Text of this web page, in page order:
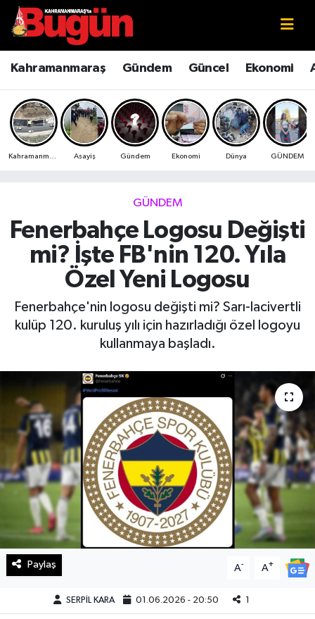
Kahramanmaraş Gündem Güncel Ekonomi
Asayiş Gündem Ekonomi Dünya GÜNDEM
GÜNDEM
Fenerbahçe Logosu Değişti
mi? İşte FB'nin 120. Yıla
Özel Yeni Logosu
Fenerbahçe'nin logosu değişti mi? Sarı-lacivertli
kulüp 120. kuruluş yılı için hazırladığı özel logoyu
kullanmaya başladı.
Paylaş A- A+
SERPİL KARA 01.06.2026 - 20:50 1
Kahramanmaraş
Kahramanmaraş Sokak Röportajları
Bilim ve Teknoloji
Çevre
Ekonomi
Genel
Güncel
Haberde İnsan
Kültür Sanat
Magazin
Manşet Altı
Manşetler
Resmi İlan
Sağlık
Spor
Kahramanmaraş Nöbetçi Eczaneler
Kahramanmaraş Hava Durumu
Kahramanmaraş Namaz Vakitleri
Kahramanmaraş Trafik Yoğunluk Haritası
Süper Lig Puan Durumu ve Fikstür
Tüm Manşetler
Son Dakika Haberleri
Haber Arşivi